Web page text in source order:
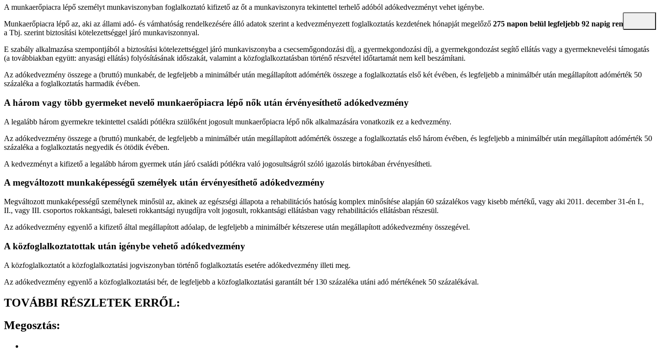
A munkaerőpiacra lépő személyt munkaviszonyban foglalkoztató kifizető az őt a munkaviszonyra tekintettel terhelő adóból adókedvezményt vehet igénybe.
Munkaerőpiacra lépő az, aki az állami adó- és vámhatóság rendelkezésére álló adatok szerint a kedvezményezett foglalkoztatás kezdetének hónapját megelőző 275 napon belül legfeljebb 92 napig rendelkezett
a Tbj. szerint biztosítási kötelezettséggel járó munkaviszonnyal.
E szabály alkalmazása szempontjából a biztosítási kötelezettséggel járó munkaviszonyba a csecsemőgondozási díj, a gyermekgondozási díj, a gyermekgondozást segítő ellátás vagy a gyermeknevelési támogatás
(a továbbiakban együtt: anyasági ellátás) folyósításának időszakát, valamint a közfoglalkoztatásban történő részvétel időtartamát nem kell beszámítani.
Az adókedvezmény összege a (bruttó) munkabér, de legfeljebb a minimálbér után megállapított adómérték összege a foglalkoztatás első két évében, és legfeljebb a minimálbér után megállapított adómérték 50
százaléka a foglalkoztatás harmadik évében.
A három vagy több gyermeket nevelő munkaerőpiacra lépő nők után érvényesíthető adókedvezmény
A legalább három gyermekre tekintettel családi pótlékra szülőként jogosult munkaerőpiacra lépő nők alkalmazására vonatkozik ez a kedvezmény.
Az adókedvezmény összege a (bruttó) munkabér, de legfeljebb a minimálbér után megállapított adómérték összege a foglalkoztatás első három évében, és legfeljebb a minimálbér után megállapított adómérték 50
százaléka a foglalkoztatás negyedik és ötödik évében.
A kedvezményt a kifizető a legalább három gyermek után járó családi pótlékra való jogosultságról szóló igazolás birtokában érvényesítheti.
A megváltozott munkaképességű személyek után érvényesíthető adókedvezmény
Megváltozott munkaképességű személynek minősül az, akinek az egészségi állapota a rehabilitációs hatóság komplex minősítése alapján 60 százalékos vagy kisebb mértékű, vagy aki 2011. december 31-én I.,
II., vagy III. csoportos rokkantsági, baleseti rokkantsági nyugdíjra volt jogosult, rokkantsági ellátásban vagy rehabilitációs ellátásban részesül.
Az adókedvezmény egyenlő a kifizető által megállapított adóalap, de legfeljebb a minimálbér kétszerese után megállapított adókedvezmény összegével.
A közfoglalkoztatottak után igénybe vehető adókedvezmény
A közfoglalkoztatót a közfoglalkoztatási jogviszonyban történő foglalkoztatás esetére adókedvezmény illeti meg.
Az adókedvezmény egyenlő a közfoglalkoztatási bér, de legfeljebb a közfoglalkoztatási garantált bér 130 százaléka utáni adó mértékének 50 százalékával.
TOVÁBBI RÉSZLETEK ERRŐL:
Megosztás: